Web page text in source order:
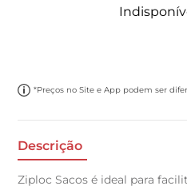
*Preços no Site e App podem ser
Descrição
Ziploc Sacos é ideal para